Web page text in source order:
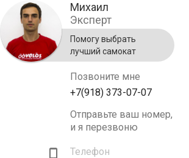
Михаил
Эксперт
Помогу выбрать
лучший самокат
Позвоните мне
+7(918) 373-07-07
Отправьте ваш номер,
и я перезвоню
Телефон